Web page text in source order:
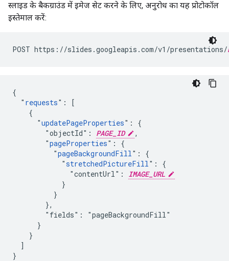
स्लाइड के बैकग्राउंड में इमेज सेट करने के लिए, अनुरोध का यह प्रोटोकॉल
इस्तेमाल करें:
POST https://slides.googleapis.com/v1/presentations/
{
  "
requests": [
    {
      "
updatePageProperties": {
        "objectId":
PAGE_ID
,
        "
pageProperties": {
          "
pageBackgroundFill": {
            "
stretchedPictureFill": {
              "contentUrl":
IMAGE_URL
            }
          }
        },
        "fields": "pageBackgroundFill"
      }
    }
  ]
}